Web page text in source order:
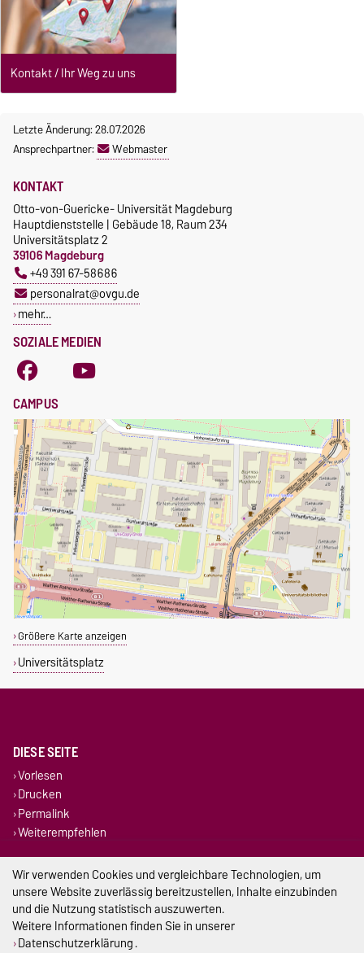
Kontakt / Ihr Weg zu uns
Letzte Änderung: 28.07.2026
Ansprechpartner:
Webmaster
SOZIALE MEDIEN
KONTAKT
Otto-von-Guericke- Universität Magdeburg
Hauptdienststelle | Gebäude 18, Raum 234
Universitätsplatz 2
39106 Magdeburg
+49 391 67-58686
personalrat@ovgu.de
mehr…
CAMPUS
Größere Karte anzeigen
Universitätsplatz
DIESE SEITE
Vorlesen
Drucken
Permalink
Weiterempfehlen
Impressum
Datenschutz
Barrierefreiheit
Wir verwenden Cookies und vergleichbare Technologien, um
unsere Website zuverlässig bereitzustellen, Inhalte einzubinden
und die Nutzung statistisch auszuwerten.
Weitere Informationen finden Sie in unserer
Datenschutzerklärung.